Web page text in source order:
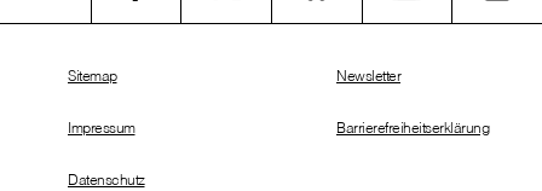
Sitemap
Impressum
Datenschutz
Newsletter
Barrierefreiheitserklärung